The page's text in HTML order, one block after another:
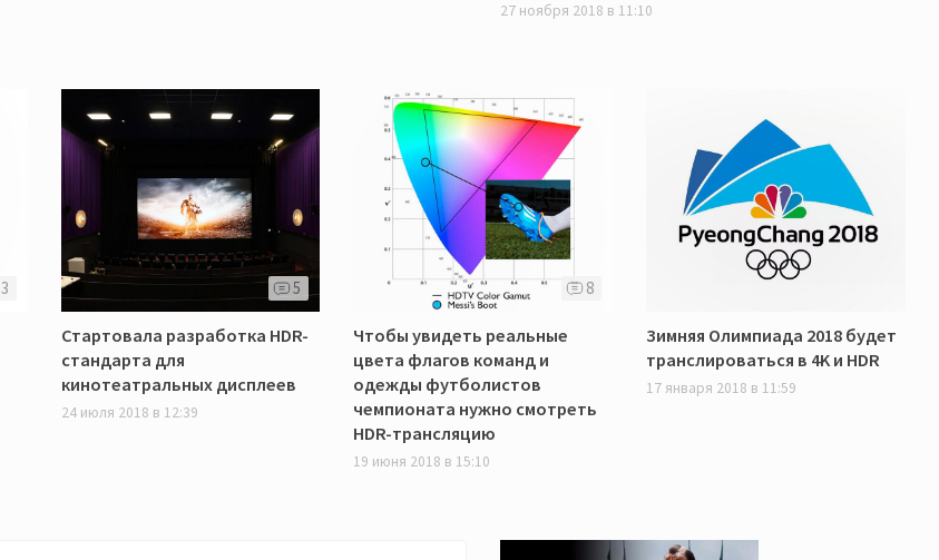
27 ноября 2018 в 11:10
3 5
Стартовала разработка HDR-
стандарта для
кинотеатральных дисплеев
24 июля 2018 в 12:39
8
Чтобы увидеть реальные
цвета флагов команд и
одежды футболистов
чемпионата нужно смотреть
HDR-трансляцию
19 июня 2018 в 15:10
Зимняя Олимпиада 2018 будет
транслироваться в 4K и HDR
17 января 2018 в 11:59